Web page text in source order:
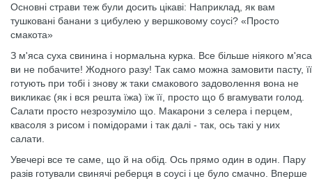
Основні страви теж були досить цікаві: Наприклад, як вам
тушковані банани з цибулею у вершковому соусі? «Просто
смакота»
З м'яса суха свинина і нормальна курка. Все більше ніякого м'яса
ви не побачите! Жодного разу! Так само можна замовити пасту, її
готують при тобі і знову ж таки смакового задоволення вона не
викликає (як і вся решта їжа) їж її, просто що б вгамувати голод.
Салати просто незрозуміло що. Макарони з селера і перцем,
квасоля з рисом і помідорами і так далі - так, ось такі у них
салати.
Увечері все те саме, що й на обід. Ось прямо один в один. Пару
разів готували свинячі реберця в соусі і це було смачно. Вперше